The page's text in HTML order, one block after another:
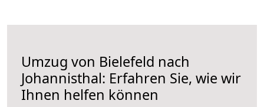
Umzug von Bielefeld nach
Johannisthal: Erfahren Sie, wie wir
Ihnen helfen können